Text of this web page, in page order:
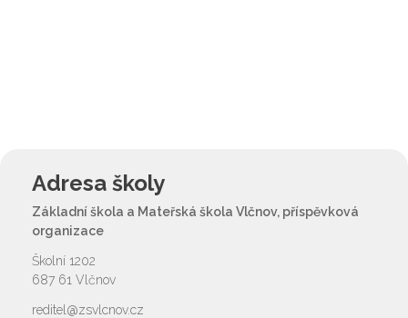
Adresa školy
Základní škola a Mateřská škola Vlčnov, příspěvková
organizace
Školní 1202
687 61 Vlčnov
reditel@zsvlcnov.cz